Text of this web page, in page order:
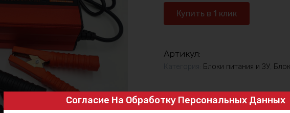
устройство
Купить в 1 клик
Артикул:
Блоки питания и ЗУ
Согласие На Обработку Персональных Данных